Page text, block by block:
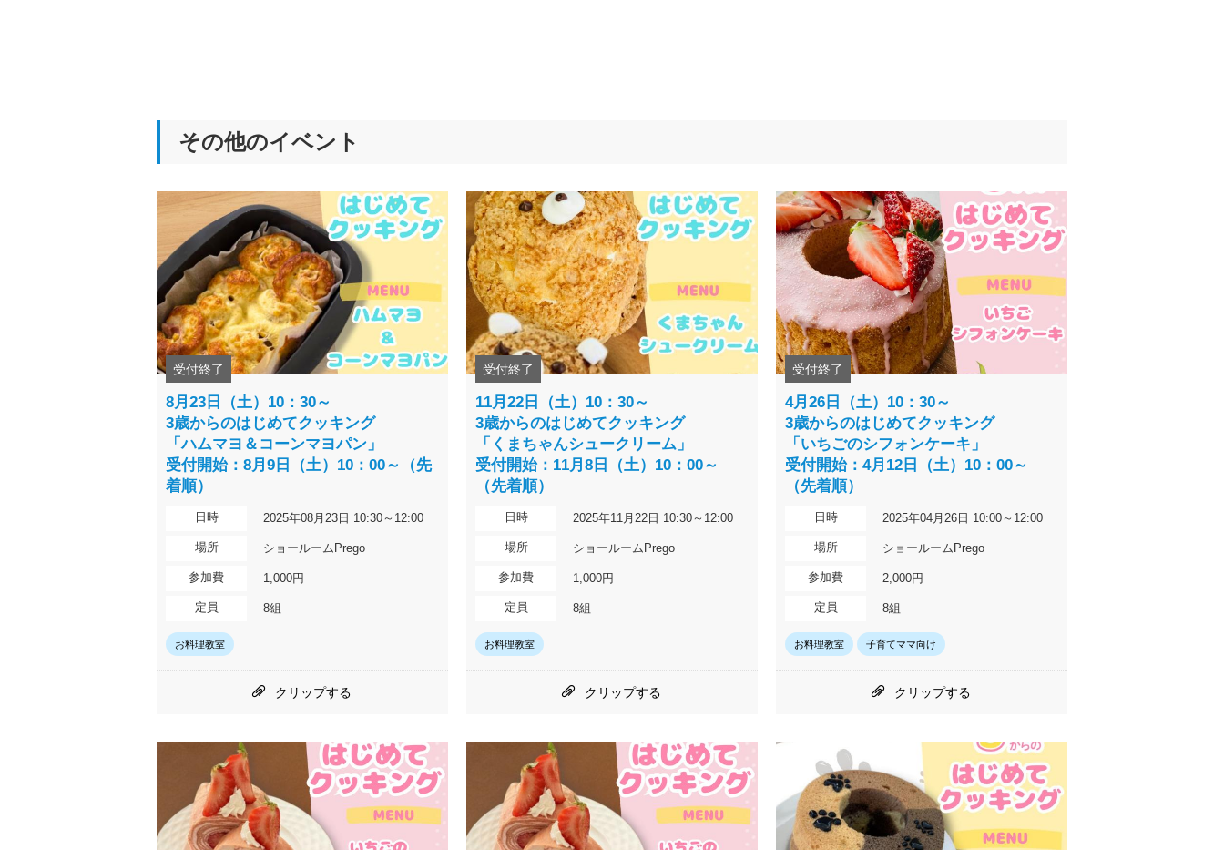
その他のイベント
受付終了
8月23日（土）10：30～
3歳からのはじめてクッキング
「ハムマヨ＆コーンマヨパン」
受付開始：8月9日（土）10：00～（先
着順）
日時 2025年08月23日 10:30～12:00
場所 ショールームPrego
参加費 1,000円
定員 8組
お料理教室
クリップする
受付終了
11月22日（土）10：30～
3歳からのはじめてクッキング
「くまちゃんシュークリーム」
受付開始：11月8日（土）10：00～
（先着順）
日時 2025年11月22日 10:30～12:00
場所 ショールームPrego
参加費 1,000円
定員 8組
お料理教室
クリップする
受付終了
4月26日（土）10：30～
3歳からのはじめてクッキング
「いちごのシフォンケーキ」
受付開始：4月12日（土）10：00～
（先着順）
日時 2025年04月26日 10:00～12:00
場所 ショールームPrego
参加費 2,000円
定員 8組
お料理教室 子育てママ向け
クリップする